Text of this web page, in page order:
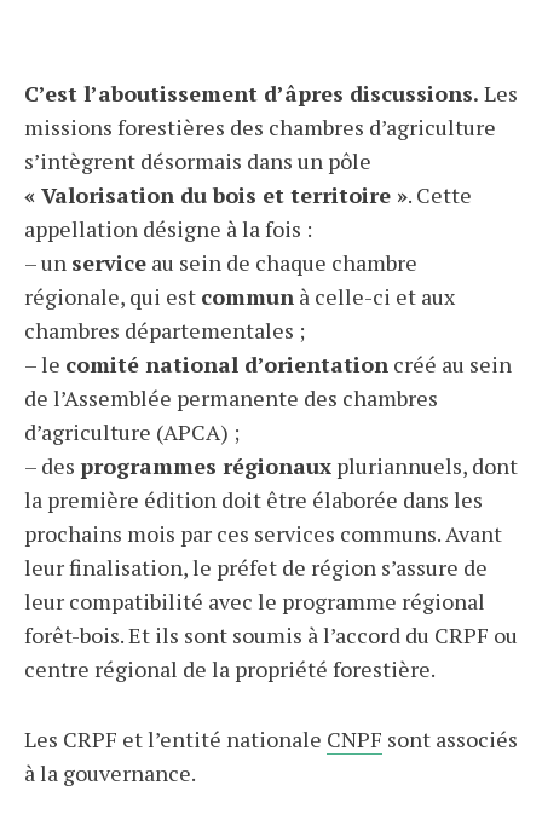
C’est l’aboutissement d’âpres discussions. Les
missions forestières des chambres d’agriculture
s’intègrent désormais dans un pôle
« Valorisation du bois et territoire ». Cette
appellation désigne à la fois :
– un service au sein de chaque chambre
régionale, qui est commun à celle-ci et aux
chambres départementales ;
– le comité national d’orientation créé au sein
de l’Assemblée permanente des chambres
d’agriculture (APCA) ;
– des programmes régionaux pluriannuels, dont
la première édition doit être élaborée dans les
prochains mois par ces services communs. Avant
leur finalisation, le préfet de région s’assure de
leur compatibilité avec le programme régional
forêt-bois. Et ils sont soumis à l’accord du CRPF ou
centre régional de la propriété forestière.
Les CRPF et l’entité nationale CNPF sont associés
à la gouvernance.